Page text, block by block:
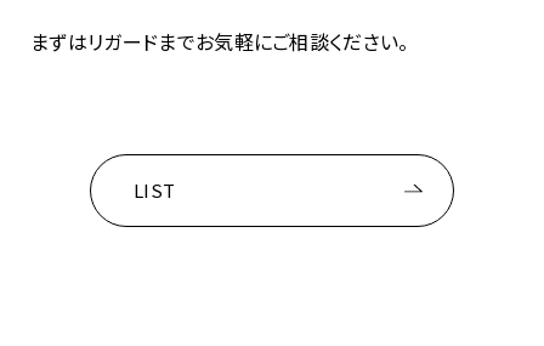
まずはリガードまでお気軽にご相談ください。
LIST